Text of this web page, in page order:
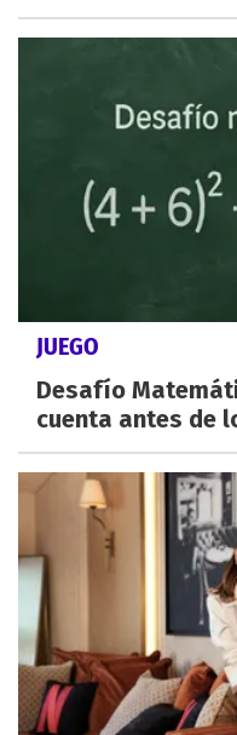
JUEGO
Desafío
cuenta antes de